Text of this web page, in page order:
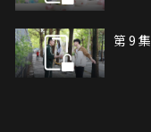
第 9 集